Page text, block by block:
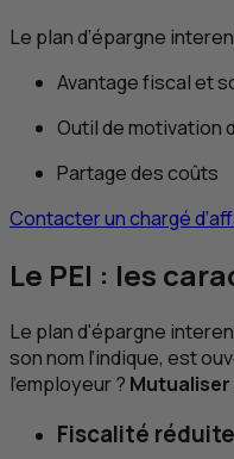
Le plan d’épargne
Avantage fiscal et
Outil de motivation
Partage des coûts
Contacter un chargé
Le PEI : les
Le plan d'épargne
son nom l’indique, est
l’employeur ?
Fiscalité réduite